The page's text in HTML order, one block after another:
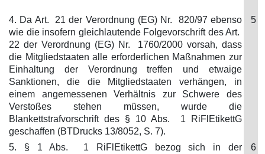
4. Da Art. 21 der Verordnung (EG) Nr. 820/97 ebenso
wie die insofern gleichlautende Folgevorschrift des Art.
22 der Verordnung (EG) Nr. 1760/2000 vorsah, dass
die Mitgliedstaaten alle erforderlichen Maßnahmen zur
Einhaltung der Verordnung treffen und etwaige
Sanktionen, die die Mitgliedstaaten verhängen, in
einem angemessenen Verhältnis zur Schwere des
Verstoßes stehen müssen, wurde die
Blankettstrafvorschrift des § 10 Abs. 1 RiFlEtikettG
geschaffen (BTDrucks 13/8052, S. 7).
5
5. § 1 Abs. 1 RiFlEtikettG bezog sich in der
6